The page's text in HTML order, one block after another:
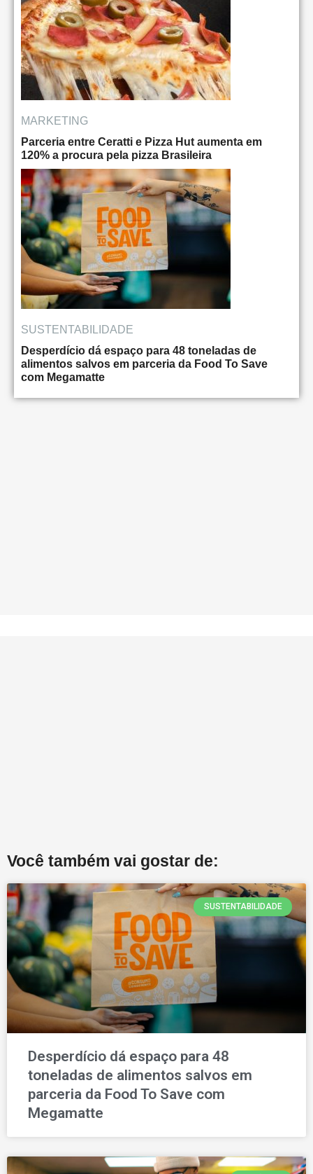
MARKETING
Parceria entre Ceratti e Pizza Hut aumenta em
120% a procura pela pizza Brasileira
SUSTENTABILIDADE
Desperdício dá espaço para 48 toneladas de
alimentos salvos em parceria da Food To Save
com Megamatte
Você também vai gostar de:
SUSTENTABILIDADE
Desperdício dá espaço para 48
toneladas de alimentos salvos em
parceria da Food To Save com
Megamatte